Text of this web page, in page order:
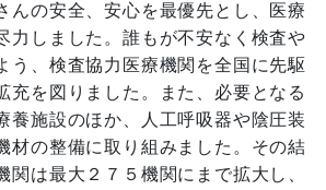
んの安全、安心を最優先とし、医療
力しました。誰もが不安なく検査や
う、検査協力医療機関を全国に先駆
充を図りました。また、必要となる
養施設のほか、人工呼吸器や陰圧装
材の整備に取り組みました。その結
関は最大２７５機関にまで拡大し、